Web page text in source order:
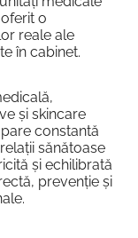
o
reale ale
în cabinet.
și skincare
constantă
sănătoase
și echilibrată
prevenție și